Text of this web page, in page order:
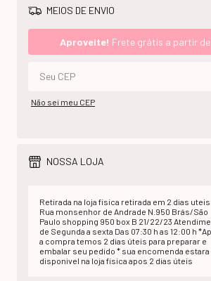
MEIOS DE ENVIO
Aproveite! Frete grátis a partir de
Não sei meu CEP
NOSSA LOJA
Retirada na loja fisica retirada em 2 dias
Rua monsenhor de Andrade N.950 Brás/São
Paulo shopping 950 box B 21/22/23
de Segunda a sexta Das 07:30 h as 12:00 h
a compra temos 2 dias úteis para preparar e
embalar seu pedido * sua encomenda estara
disponivel na loja fisica apos 2 dias úteis